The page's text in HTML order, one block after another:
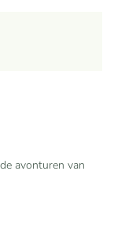
avonturen van